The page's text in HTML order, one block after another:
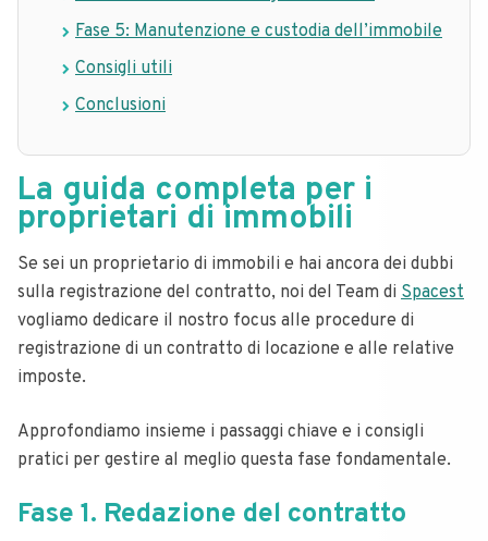
Fase 5: Manutenzione e custodia dell’immobile
Consigli utili
Conclusioni
La guida completa per i
proprietari di immobili
Se sei un proprietario di immobili e hai ancora dei dubbi
sulla registrazione del contratto, noi del Team di Spacest
vogliamo dedicare il nostro focus alle procedure di
registrazione di un contratto di locazione e alle relative
imposte.
Approfondiamo insieme i passaggi chiave e i consigli
pratici per gestire al meglio questa fase fondamentale.
Fase 1. Redazione del contratto